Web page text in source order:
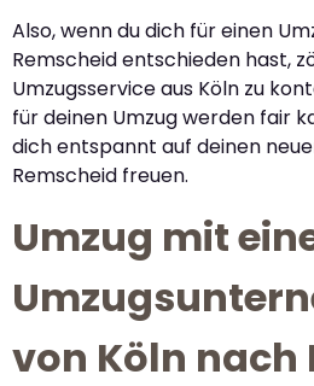
Also, wenn du dich für einen
Remscheid entschieden hast,
Umzugsservice aus Köln zu
für deinen Umzug werden fair
dich entspannt auf deinen
Remscheid freuen.
Umzug mit
von Köln nach